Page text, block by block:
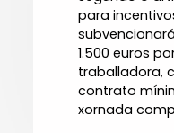
para
1.500 euros
traballadora,
contrato
xornada